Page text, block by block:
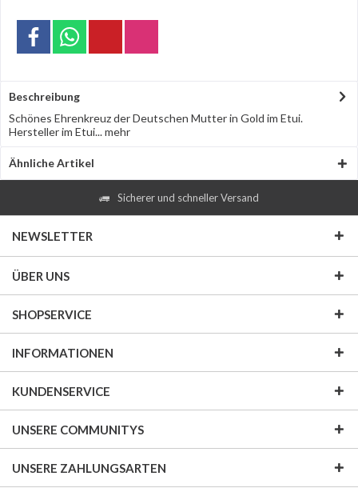
Beschreibung
Schönes Ehrenkreuz der Deutschen Mutter in Gold im Etui.
Hersteller im Etui...mehr
Ähnliche Artikel
Sicherer und schneller Versand
NEWSLETTER
ÜBER UNS
SHOPSERVICE
INFORMATIONEN
KUNDENSERVICE
UNSERE COMMUNITYS
UNSERE ZAHLUNGSARTEN